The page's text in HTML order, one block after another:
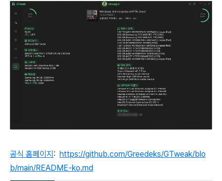
공식 홈페이지: https://github.com/Greedeks/GTweak/blo
b/main/README-ko.md